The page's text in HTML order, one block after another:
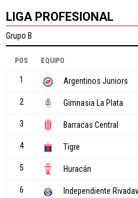
LIGA PROFESIONAL